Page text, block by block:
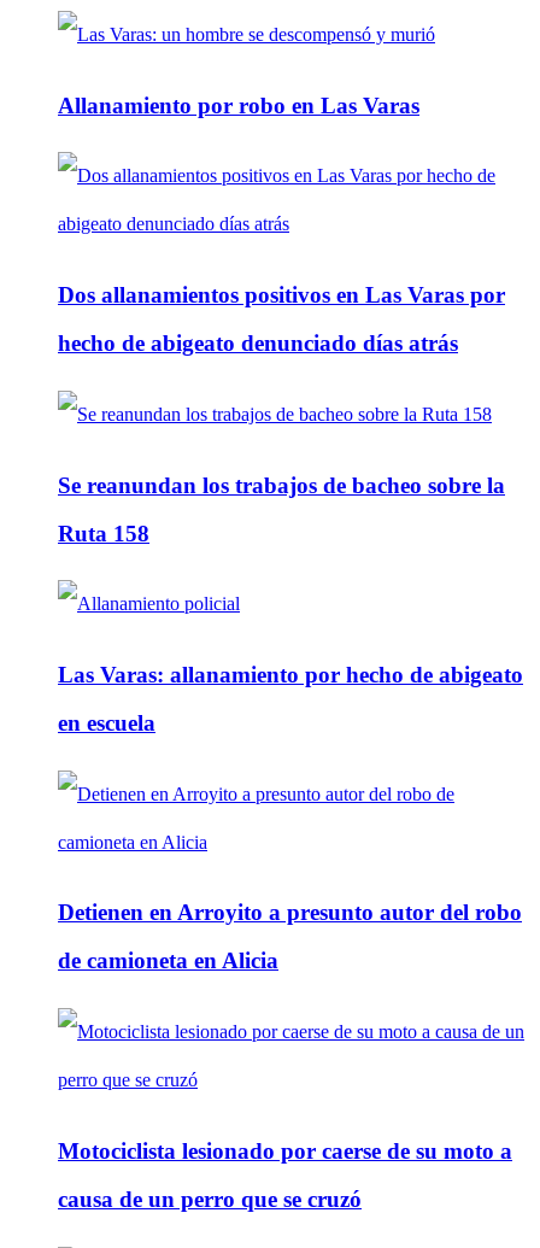
Allanamiento por robo en Las Varas
Dos allanamientos positivos en Las Varas por
hecho de abigeato denunciado días atrás
Se reanundan los trabajos de bacheo sobre la
Ruta 158
Las Varas: allanamiento por hecho de abigeato
en escuela
Detienen en Arroyito a presunto autor del robo
de camioneta en Alicia
Motociclista lesionado por caerse de su moto a
causa de un perro que se cruzó